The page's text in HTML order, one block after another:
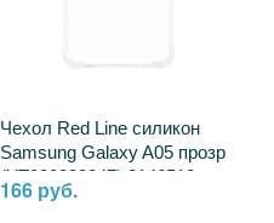
Чехол Red Line силикон
Samsung Galaxy A05 прозр
(УТ000038247) 2146518
166 руб.